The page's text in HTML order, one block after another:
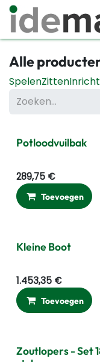
Overslaan naar inhoud
Alle
SpelenZitten
Potloodvuilbak
289,75 €
Toevoegen
Kleine Boot
1.453,35 €
Toevoegen
Zoutlopers - Set